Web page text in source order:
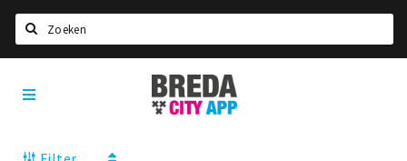
Home
Breda
City
App